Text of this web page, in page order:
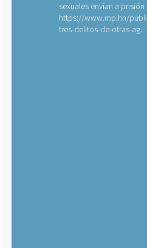
sexuales envían a
https://www.mp.hn/
tres-delitos-de-otras-ag...